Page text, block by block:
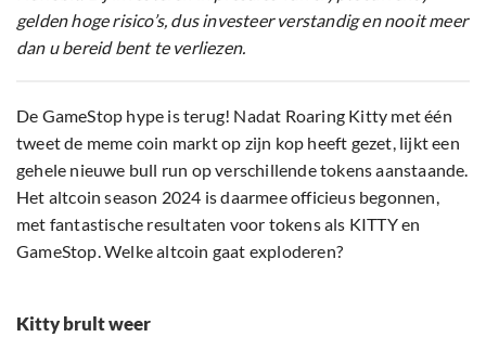
gelden hoge risico’s, dus investeer verstandig en nooit meer
dan u bereid bent te verliezen.
De GameStop hype is terug! Nadat Roaring Kitty met één
tweet de meme coin markt op zijn kop heeft gezet, lijkt een
gehele nieuwe bull run op verschillende tokens aanstaande.
Het altcoin season 2024 is daarmee officieus begonnen,
met fantastische resultaten voor tokens als KITTY en
GameStop. Welke altcoin gaat exploderen?
Kitty brult weer